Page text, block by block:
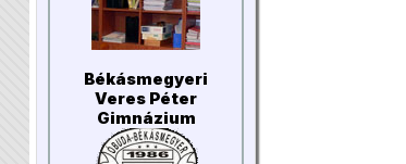
Békásmegyeri
Veres Péter
Gimnázium